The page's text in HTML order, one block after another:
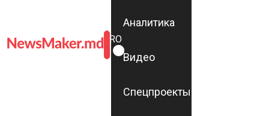
ROMÂNĂ
RU
Аналитика
Видео
Спецпроекты